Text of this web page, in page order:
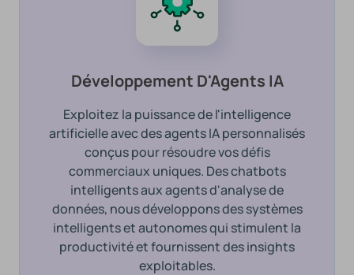
Développement D'Agents IA
Exploitez la puissance de l'intelligence
artificielle avec des agents IA personnalisés
conçus pour résoudre vos défis
commerciaux uniques. Des chatbots
intelligents aux agents d'analyse de
données, nous développons des systèmes
intelligents et autonomes qui stimulent la
productivité et fournissent des insights
exploitables.